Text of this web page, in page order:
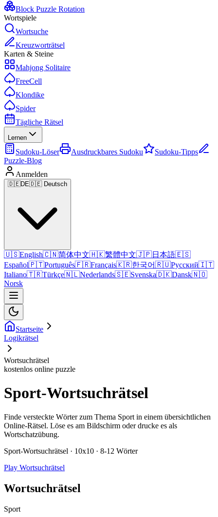
Block Puzzle Rotation
Wortspiele
Wortsuche
Kreuzworträtsel
Karten & Steine
Mahjong Solitaire
FreeCell
Klondike
Spider
Tägliche Rätsel
Lernen
Sudoku-Löser Ausdruckbares Sudoku
Sudoku-Tipps
Puzzle-Blog
Anmelden
🇩🇪DE🇩🇪 Deutsch
🇺🇸English🇨🇳简体中文🇭🇰繁體中文🇯🇵日本語🇪🇸
Español🇵🇹Português🇫🇷Français🇰🇷한국어🇷🇺Русский🇮🇹
Italiano🇹🇷Türkçe🇳🇱Nederlands🇸🇪Svenska🇩🇰Dansk🇳🇴
Norsk
Startseite
Logikrätsel
Wortsuchrätsel
kostenlos online puzzle
Sport-Wortsuchrätsel
Finde versteckte Wörter zum Thema Sport in einem übersichtlichen
Online-Rätsel. Löse es am Bildschirm oder drucke es als
Wortschatzübung.
Sport-Wortsuchrätsel · 10x10 · 8-12 Wörter
Play Wortsuchrätsel
Wortsuchrätsel
Sport